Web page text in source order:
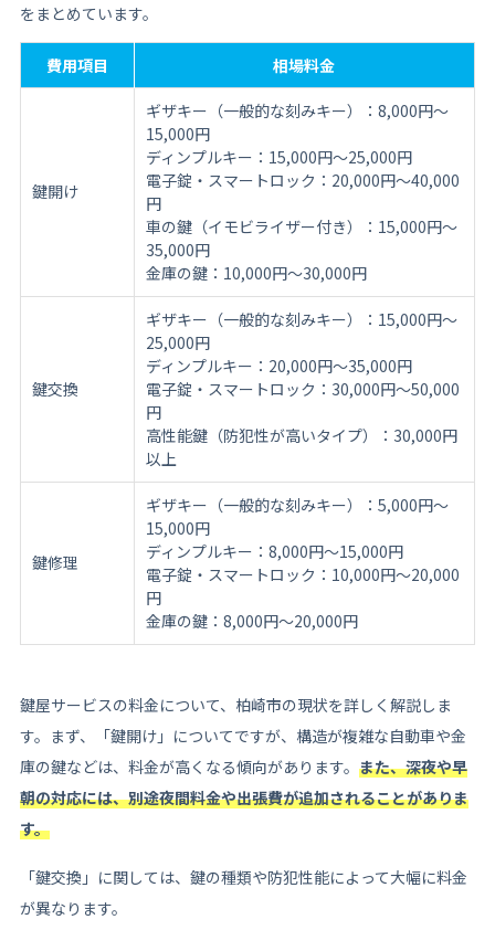
をまとめています。
費用項目 相場料金
鍵開け
ギザキー（一般的な刻みキー）：8,000円〜
15,000円
ディンプルキー：15,000円〜25,000円
電子錠・スマートロック：20,000円〜40,000
円
車の鍵（イモビライザー付き）：15,000円〜
35,000円
金庫の鍵：10,000円〜30,000円
鍵交換
ギザキー（一般的な刻みキー）：15,000円〜
25,000円
ディンプルキー：20,000円〜35,000円
電子錠・スマートロック：30,000円〜50,000
円
高性能鍵（防犯性が高いタイプ）：30,000円
以上
鍵修理
ギザキー（一般的な刻みキー）：5,000円〜
15,000円
ディンプルキー：8,000円〜15,000円
電子錠・スマートロック：10,000円〜20,000
円
金庫の鍵：8,000円〜20,000円
鍵屋サービスの料金について、柏崎市の現状を詳しく解説しま
す。まず、「鍵開け」についてですが、構造が複雑な自動車や金
庫の鍵などは、料金が高くなる傾向があります。 また、深夜や早
朝の対応には、別途夜間料金や出張費が追加されることがありま
す。
「鍵交換」に関しては、鍵の種類や防犯性能によって大幅に料金
が異なります。